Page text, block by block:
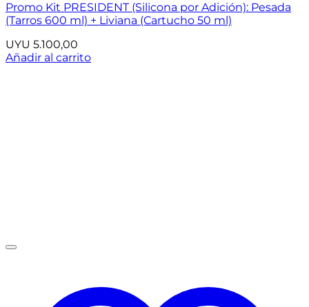
Promo Kit PRESIDENT (Silicona por Adición): Pesada
(Tarros 600 ml) + Liviana (Cartucho 50 ml)
UYU 5.100,00
Añadir al carrito